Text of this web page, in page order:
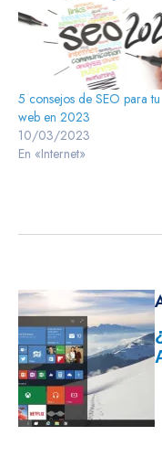
5 consejos de SEO para tu
web en 2023
10/03/2023
En «Internet»